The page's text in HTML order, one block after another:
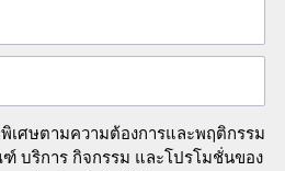
เศษตามความต้องการและพฤติกรรม
บริการ กิจกรรม และโปรโมชั่นของ